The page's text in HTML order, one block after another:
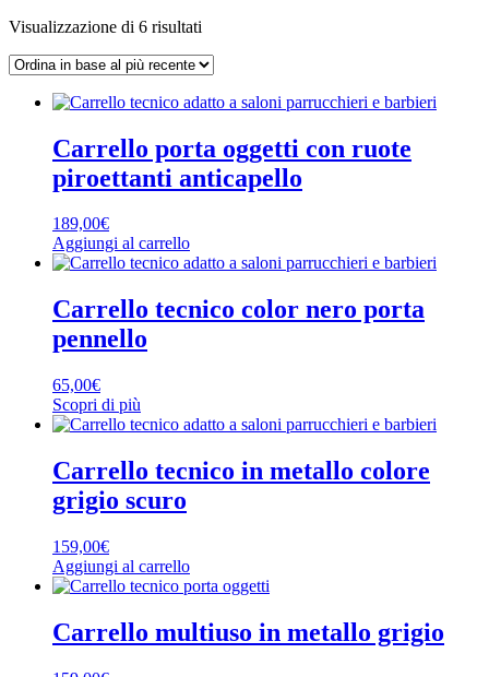
Visualizzazione di 6 risultati
base
più
Carrello porta oggetti con ruote
piroettanti anticapello
189,00€
Aggiungi al carrello
Carrello tecnico color nero porta
pennello
65,00€
Scopri di più
Carrello tecnico in metallo colore
grigio scuro
159,00€
Aggiungi al carrello
Carrello multiuso in metallo grigio